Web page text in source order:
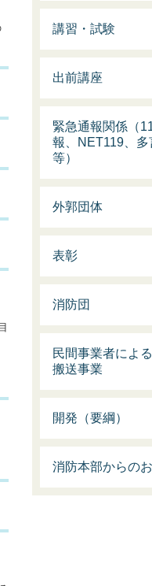
講習・試験
出前講座
緊急通報関係（
報、NET119、多
等）
外郭団体
表彰
消防団
民間事業者によ
搬送事業
開発（要綱）
消防本部からの